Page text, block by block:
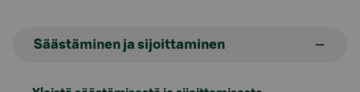
Säästäminen ja sijoittaminen